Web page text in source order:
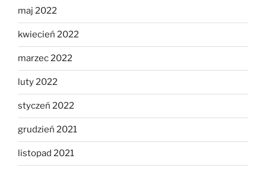
maj 2022
kwiecień 2022
marzec 2022
luty 2022
styczeń 2022
grudzień 2021
listopad 2021